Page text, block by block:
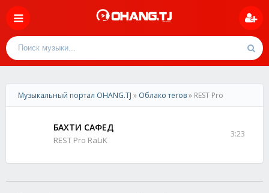
Музыкальный портал OHANG.TJ » Облако тегов» REST Pro
БАХТИ САФЕД
REST Pro RaLiK
3:23